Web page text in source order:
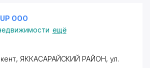
ООО
ещё
ЯККАСАРАЙСКИЙ РАЙОН, ул.